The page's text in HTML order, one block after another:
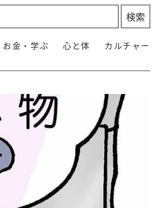
お金・学ぶ 心と体 カルチャー